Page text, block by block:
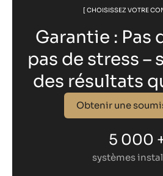
[ CHOISISSEZ VOTRE
Garantie : Pas
pas de stress –
des résultats
Obtenir une
5 000
systèmes